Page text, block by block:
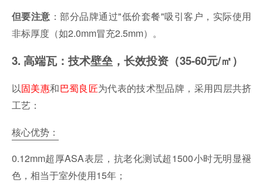
但要注意 ：部分品牌通过"低价套餐"吸引客户，实际使用
非标厚度（如2.0mm冒充2.5mm）。
3. 高端瓦：技术壁垒，长效投资（35-60元/㎡）
以固美惠和巴蜀良匠为代表的技术型品牌，采用四层共挤
工艺：
核心优势：
0.12mm超厚ASA表层，抗老化测试超1500小时无明显褪
色，相当于室外使用15年；